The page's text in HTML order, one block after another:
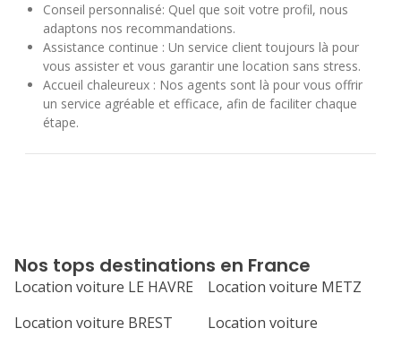
Conseil personnalisé: Quel que soit votre profil, nous
adaptons nos recommandations.
Assistance continue : Un service client toujours là pour
vous assister et vous garantir une location sans stress.
Accueil chaleureux : Nos agents sont là pour vous offrir
un service agréable et efficace, afin de faciliter chaque
étape.
Nos tops destinations en France
Location voiture LE HAVRE
Location voiture METZ
Location voiture BREST
Location voiture